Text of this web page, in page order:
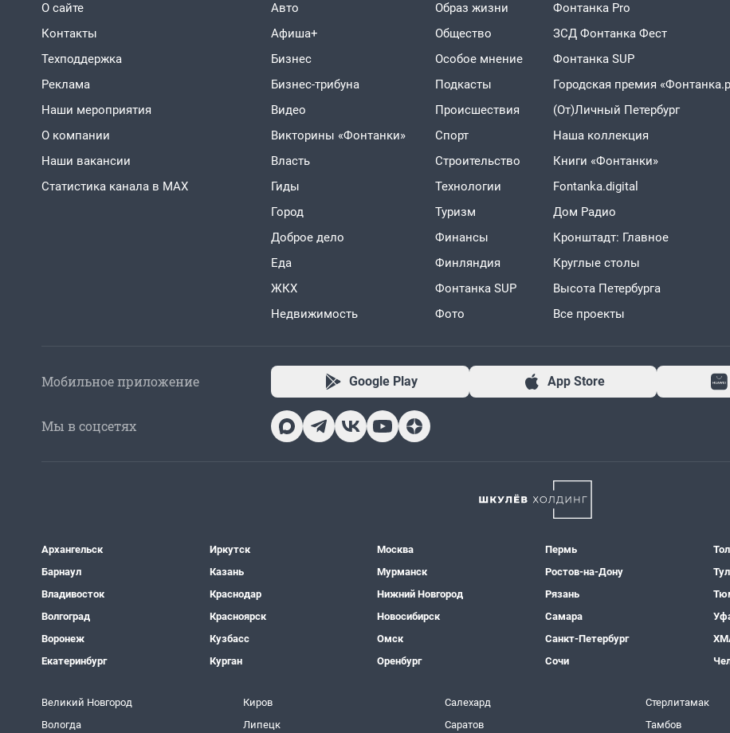
О сайте
Контакты
Техподдержка
Реклама
Наши мероприятия
О компании
Наши вакансии
Статистика канала в MAX
Авто
Афиша+
Бизнес
Бизнес-трибуна
Видео
Викторины «Фонтанки»
Власть
Гиды
Город
Доброе дело
Еда
ЖКХ
Недвижимость
Образ жизни
Общество
Особое мнение
Подкасты
Проиcшествия
Спорт
Строительство
Технологии
Туризм
Финансы
Финляндия
Фонтанка SUP
Фото
Фонтанка Pro
ЗСД Фонтанка Фест
Фонтанка SUP
Городская премия
(От)Личный Петербург
Наша коллекция
Книги «Фонтанки»
Fontanka.digital
Дом Радио
Кронштадт: Главное
Круглые столы
Высота Петербурга
Все проекты
Мобильное приложение Google Play App Store
Мы в соцсетях
Архангельск
Барнаул
Владивосток
Волгоград
Воронеж
Екатеринбург
Иркутск
Казань
Краснодар
Красноярск
Кузбасс
Курган
Москва
Мурманск
Нижний Новгород
Новосибирск
Омск
Оренбург
Пермь
Ростов-на-Дону
Рязань
Самара
Санкт-Петербург
Сочи
Великий Новгород
Вологда
Киров
Липецк
Салехард
Саратов
Стерлитамак
Тамбов